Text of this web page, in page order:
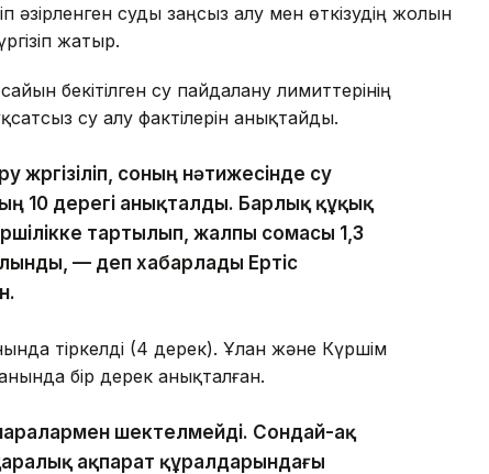
әзірленген суды заңсыз алу мен өткізудің жолын
жатыр.
бекітілген су пайдалану лимиттерінің
су алу фактілерін анықтайды.
соның нәтижесінде су
10 дерегі анықталды. Барлық құқық
тартылып, жалпы сомасы 1,3
— деп хабарлады Ертіс
тіркелді (4 дерек). Ұлан және Күршім
бір дерек анықталған.
шектелмейді. Сондай-ақ
ақпарат құралдарындағы